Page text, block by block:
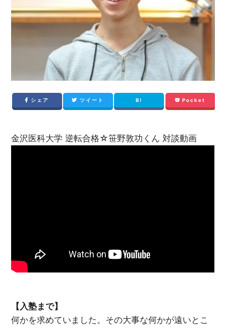
シェア ツイート B! Pocket
金沢医科大学 逆転合格☆笹野敦功くん 対談動画
【入塾まで】
何かを求めていました。その大事な何かが遠いとこ